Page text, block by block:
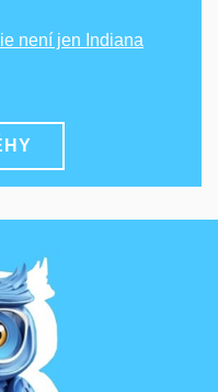
není jen Indiana